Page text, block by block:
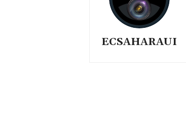
ECSAHARAUI